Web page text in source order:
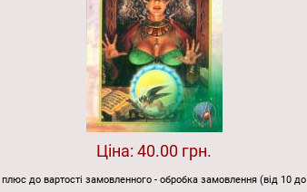
Ціна: 40.00 грн.
плюс до вартості замовленного - обробка замовлення (від 10 до